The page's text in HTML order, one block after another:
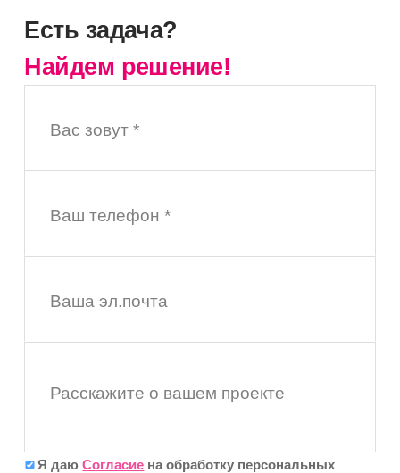
Есть задача?
Найдем решение!
Вас зовут *
Ваш телефон *
Ваша эл.почта
Расскажите о вашем проекте
Я даюСогласие на обработку персональных